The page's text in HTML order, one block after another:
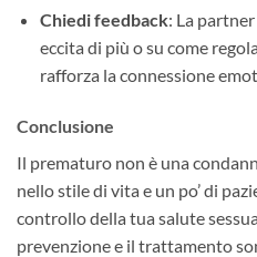
Chiedi feedback: La
eccita di più o su come
rafforza la connessione
Conclusione
Il prematuro non è una
nello stile di vita e un po’ di
controllo della tua salute
prevenzione e il trattamento